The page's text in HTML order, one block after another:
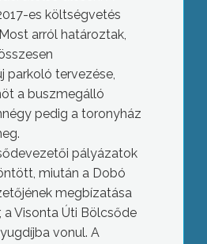
es költségvetés
arról határoztak,
parkoló tervezése,
a buszmegálló
pedig a toronyház
pályázatok
miután a Dobó
megbízatása
a Visonta Úti Bölcsőde
vonul. A